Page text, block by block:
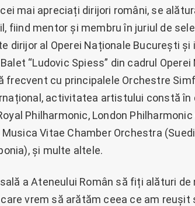
mai apreciați dirijori români, se
fiind mentor și membru în juriul de
dirijor al Operei Naționale București
“Ludovic Spiess” din cadrul
frecvent cu principalele Orchestre
activitatea artistului constă în
Philharmonic, London
Vitae Chamber Orchestra
și multe altele.
a Ateneului Român să fiți alături de
vrem să arătăm ceea ce am reușit